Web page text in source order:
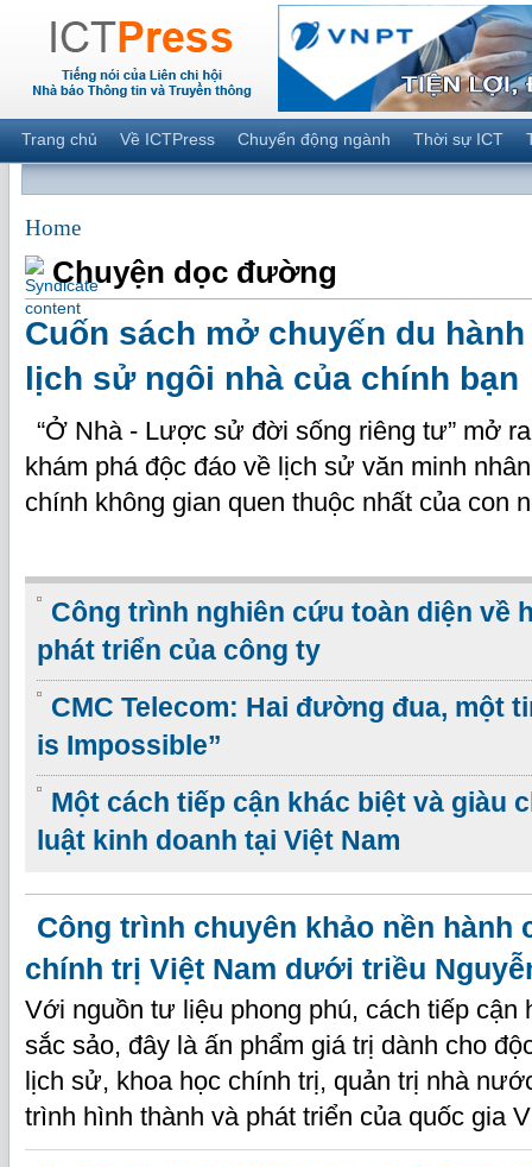
Trang chủ Về ICTPress Chuyển động ngành Thời sự ICT
Home
Chuyện dọc đường
Cuốn sách mở chuyến du
lịch sử ngôi nhà của chính bạn
“Ở Nhà - Lược sử đời sống riêng tư” mở
khám phá độc đáo về lịch sử văn minh
chính không gian quen thuộc nhất của con
Công trình nghiên cứu toàn diện về
phát triển của công ty
CMC Telecom: Hai đường đua, một
is Impossible”
Một cách tiếp cận khác biệt và giàu
luật kinh doanh tại Việt Nam
Công trình chuyên khảo nền hành
chính trị Việt Nam dưới triều
Với nguồn tư liệu phong phú, cách tiếp cận
sắc sảo, đây là ấn phẩm giá trị dành cho
lịch sử, khoa học chính trị, quản trị nhà
trình hình thành và phát triển của quốc gia